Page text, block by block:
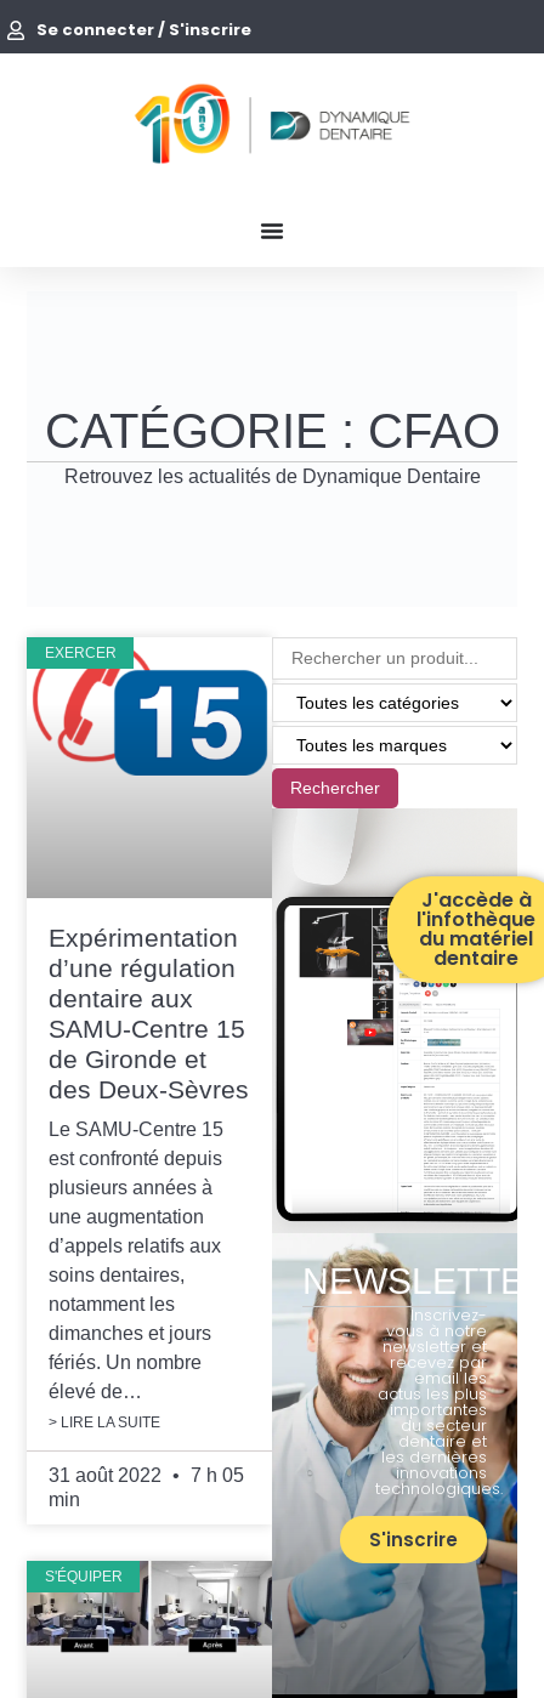
Se connecter / S'inscrire
CATÉGORIE : CFAO
Retrouvez les actualités de Dynamique Dentaire
EXERCER
Expérimentation
d’une régulation
dentaire aux
SAMU-Centre 15
de Gironde et
des Deux-Sèvres
Le SAMU-Centre 15
est confronté depuis
plusieurs années à
une augmentation
d’appels relatifs aux
soins dentaires,
notamment les
dimanches et jours
fériés. Un nombre
élevé de…
> LIRE LA SUITE
31 août 2022
7 h 05
min
S'ÉQUIPER
Rechercher
J'accède à
l'infothèque
du matériel
dentaire
Inscrivez-
vous à notre
newsletter et
recevez par
email les
actus les plus
importantes
du secteur
dentaire et
les dernières
innovations
technologiques.
S'inscrire